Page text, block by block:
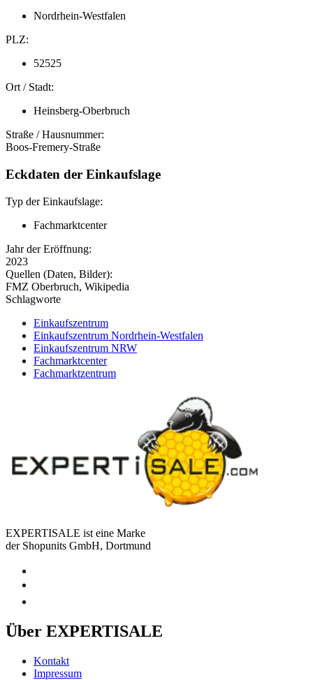
Nordrhein-Westfalen
PLZ:
52525
Ort / Stadt:
Heinsberg-Oberbruch
Straße / Hausnummer:
Boos-Fremery-Straße
Eckdaten der Einkaufslage
Typ der Einkaufslage:
Fachmarktcenter
Jahr der Eröffnung:
2023
Quellen (Daten, Bilder):
FMZ Oberbruch, Wikipedia
Schlagworte
Einkaufszentrum
Einkaufszentrum Nordrhein-Westfalen
Einkaufszentrum NRW
Fachmarktcenter
Fachmarktzentrum
EXPERTISALE ist eine Marke
der Shopunits GmbH, Dortmund
Über EXPERTISALE
Kontakt
Impressum